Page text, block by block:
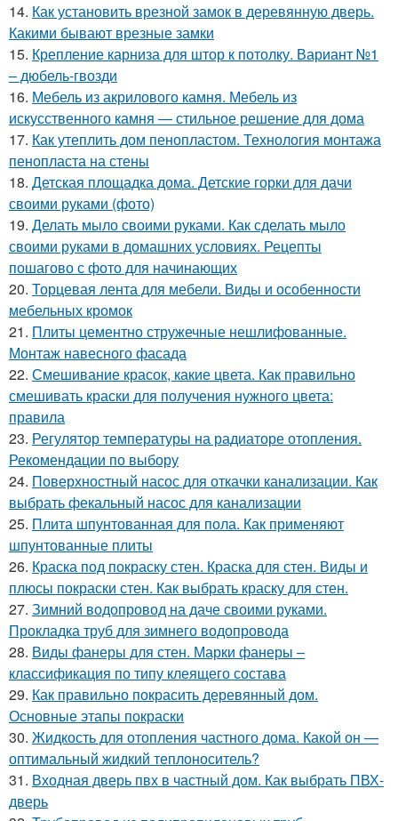
14. Как установить врезной замок в деревянную дверь.
Какими бывают врезные замки
15. Крепление карниза для штор к потолку. Вариант №1
– дюбель-гвозди
16. Мебель из акрилового камня. Мебель из
искусственного камня — стильное решение для дома
17. Как утеплить дом пенопластом. Технология монтажа
пенопласта на стены
18. Детская площадка дома. Детские горки для дачи
своими руками (фото)
19. Делать мыло своими руками. Как сделать мыло
своими руками в домашних условиях. Рецепты
пошагово с фото для начинающих
20. Торцевая лента для мебели. Виды и особенности
мебельных кромок
21. Плиты цементно стружечные нешлифованные.
Монтаж навесного фасада
22. Смешивание красок, какие цвета. Как правильно
смешивать краски для получения нужного цвета:
правила
23. Регулятор температуры на радиаторе отопления.
Рекомендации по выбору
24. Поверхностный насос для откачки канализации. Как
выбрать фекальный насос для канализации
25. Плита шпунтованная для пола. Как применяют
шпунтованные плиты
26. Краска под покраску стен. Краска для стен. Виды и
плюсы покраски стен. Как выбрать краску для стен.
27. Зимний водопровод на даче своими руками.
Прокладка труб для зимнего водопровода
28. Виды фанеры для стен. Марки фанеры –
классификация по типу клеящего состава
29. Как правильно покрасить деревянный дом.
Основные этапы покраски
30. Жидкость для отопления частного дома. Какой он —
оптимальный жидкий теплоноситель?
31. Входная дверь пвх в частный дом. Как выбрать ПВХ-
дверь